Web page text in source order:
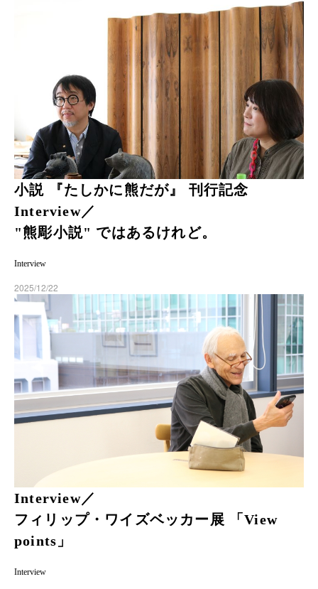
小説 『たしかに熊だが』 刊行記念
Interview／
"熊彫小説" ではあるけれど。
Interview
2025/12/22
Interview／
フィリップ・ワイズベッカー展 「View
points」
Interview